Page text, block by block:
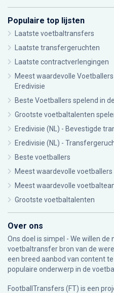
Populaire top lijsten
Laatste voetbaltransfers
Laatste transfergeruchten
Laatste contractverlengingen
Meest waardevolle
Eredivisie
Beste Voetballers spelend in
Grootste voetbaltalenten
Eredivisie (NL) - Bevestigde
Eredivisie (NL) -
Beste voetballers
Meest waardevolle voetballers
Meest waardevolle
Grootste voetbaltalenten
Over ons
Ons doel is simpel - We willen
voetbaltransfer bron van de
een breed aanbod van content
populaire onderwerp in de
FootballTransfers (FT) is een